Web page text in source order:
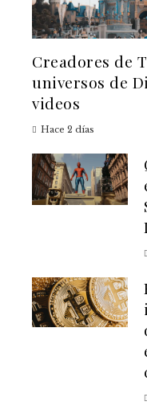
Creadores de
universos de
videos
Hace 2 días